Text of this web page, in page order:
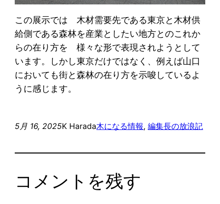
この展示では 木材需要先である東京と木材供
給側である森林を産業としたい地方とのこれか
らの在り方を 様々な形で表現されようとして
います。しかし東京だけではなく、例えば山口
においても街と森林の在り方を示唆しているよ
うに感じます。
5月 16, 2025K Harada木になる情報, 編集長の放浪記
コメントを残す